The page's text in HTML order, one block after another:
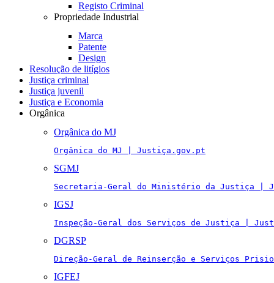
Registo Criminal
Propriedade Industrial
Marca
Patente
Design
Resolução de litígios
Justiça criminal
Justiça juvenil
Justiça e Economia
Orgânica
Orgânica do MJ
Orgânica do MJ | Justiça.gov.pt
SGMJ
Secretaria-Geral do Ministério da Justiça |
IGSJ
Inspeção-Geral dos Serviços de Justiça |
DGRSP
Direção-Geral de Reinserção e Serviços
IGFEJ